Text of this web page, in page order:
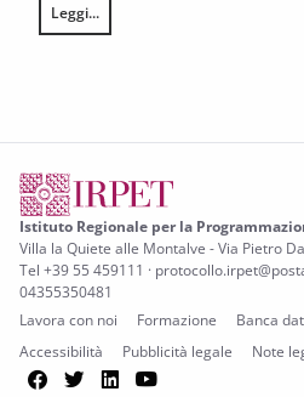
Leggi...
Gli effetti economici della guerra
Istituto Regionale per la
Villa la Quiete alle Montalve - Via Pietro
Tel +39 55 459111 ·
04355350481
Lavora con noi
Formazione
Banca
Accessibilità
Pubblicità legale Note
Facebook
TwitterLinkedIn